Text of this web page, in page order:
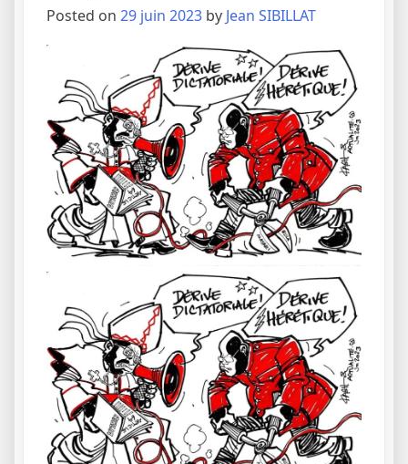
Posted on 29 juin 2023 by Jean SIBILLAT